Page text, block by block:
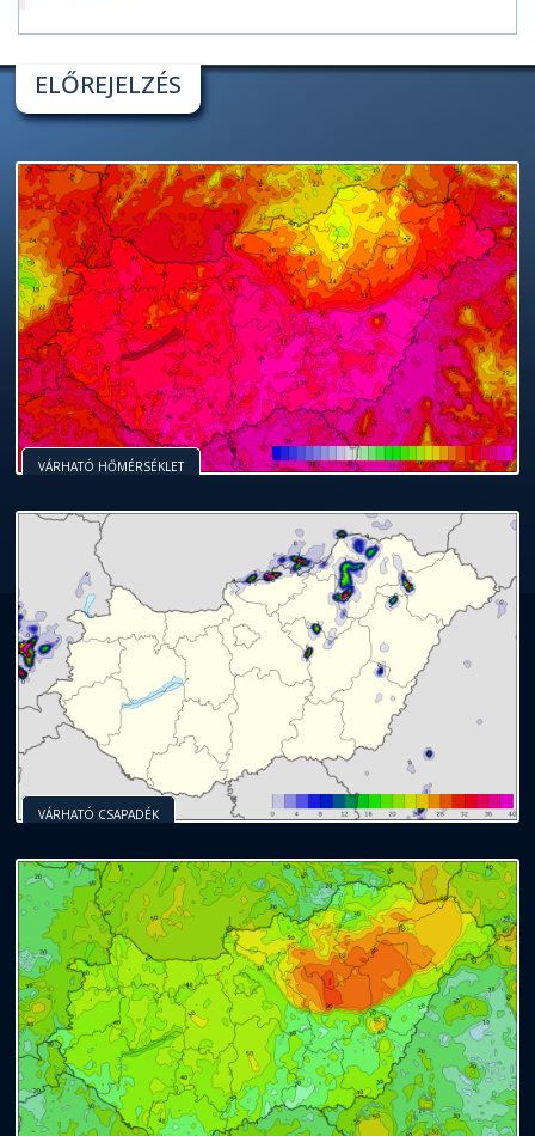
ELŐREJELZÉS
VÁRHATÓ HŐMÉRSÉKLET
VÁRHATÓ CSAPADÉK